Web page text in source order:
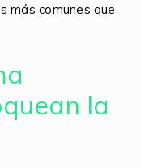
más comunes que
la